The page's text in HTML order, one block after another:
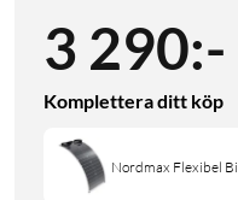
3 290:-
Komplettera ditt köp
Nordmax Flexibel